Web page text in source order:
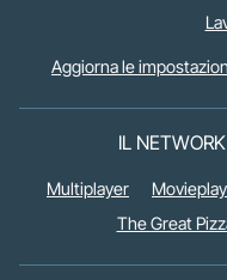
Aggiorna le
IL NETWORK
Multiplayer
The Great